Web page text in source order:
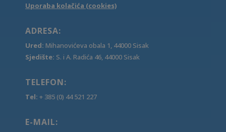
Uporaba kolačića (cookies)
ADRESA:
Ured: Mihanovićeva obala 1, 44000 Sisak
Sjedište: S. i A. Radića 46, 44000 Sisak
TELEFON:
Tel: + 385 (0) 44 521 227
E-MAIL: